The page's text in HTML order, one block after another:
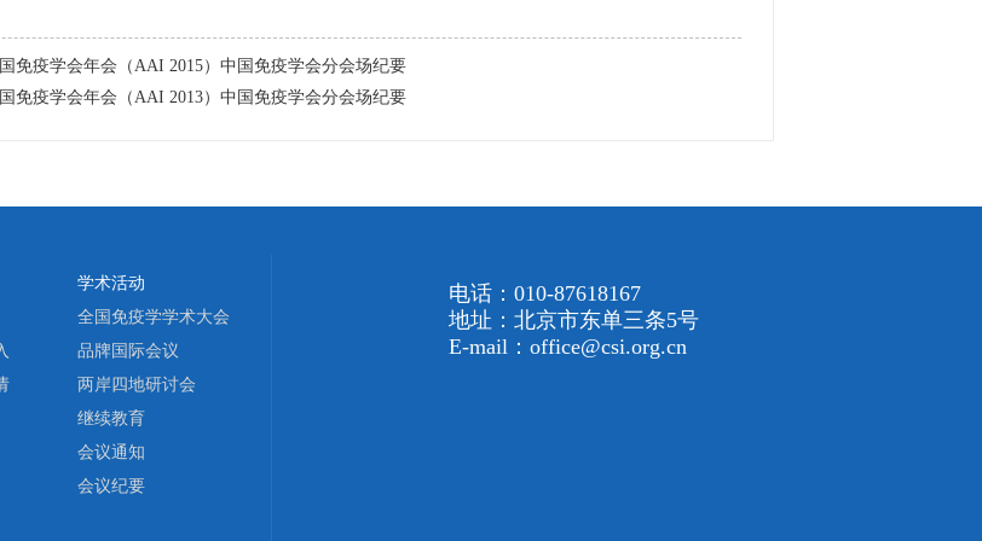
免疫学会年会（AAI 2015）中国免疫学会分会场纪要
免疫学会年会（AAI 2013）中国免疫学会分会场纪要
学术活动
全国免疫学学术大会
品牌国际会议
两岸四地研讨会
继续教育
会议通知
会议纪要
电话：010-87618167
地址：北京市东单三条5号
E-mail：office@csi.org.cn